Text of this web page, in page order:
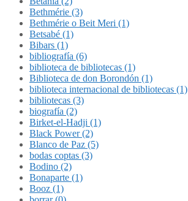
Bethmérie (3)
Bethmérie o Beit Meri (1)
Betsabé (1)
Bibars (1)
bibliografía (6)
biblioteca de bibliotecas (1)
Biblioteca de don Borondón (1)
biblioteca internacional de bibliotecas (1)
bibliotecas (3)
biografía (2)
Birket-el-Hadji (1)
Black Power (2)
Blanco de Paz (5)
bodas coptas (3)
Bodino (2)
Bonaparte (1)
Booz (1)